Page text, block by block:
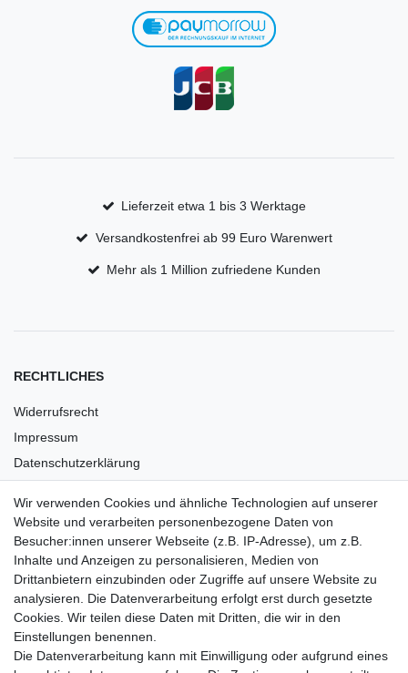
Lieferzeit etwa 1 bis 3 Werktage
Versandkostenfrei ab 99 Euro Warenwert
Mehr als 1 Million zufriedene Kunden
RECHTLICHES
Widerrufsrecht
Impressum
Datenschutzerklärung
Barrierefreiheit
Anleitungen
Vertrag widerrufen
PARTNER
Wir verwenden Cookies und ähnliche Technologien auf unserer
Website und verarbeiten personenbezogene Daten von
Besucher:innen unserer Webseite (z.B. IP-Adresse), um z.B.
Inhalte und Anzeigen zu personalisieren, Medien von
Drittanbietern einzubinden oder Zugriffe auf unsere Website zu
analysieren. Die Datenverarbeitung erfolgt erst durch gesetzte
Cookies. Wir teilen diese Daten mit Dritten, die wir in den
Einstellungen benennen.
Die Datenverarbeitung kann mit Einwilligung oder aufgrund eines